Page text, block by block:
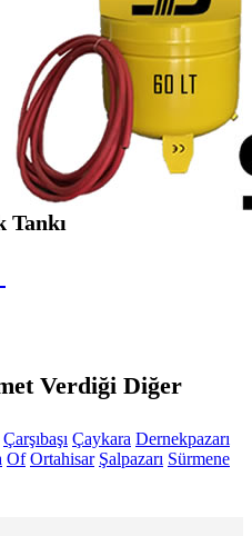
Tankı
Verdiği Diğer
Çarşıbaşı Çaykara Dernekpazarı
Of Ortahisar Şalpazarı Sürmene